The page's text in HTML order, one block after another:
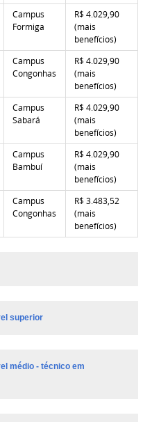
Campus
Formiga
R$ 4.029,90
(mais
benefícios)
Campus
Congonhas
R$ 4.029,90
(mais
benefícios)
Campus
Sabará
R$ 4.029,90
(mais
benefícios)
Campus
Bambuí
R$ 4.029,90
(mais
benefícios)
Campus
Congonhas
R$ 3.483,52
(mais
benefícios)
superior
médio - técnico em